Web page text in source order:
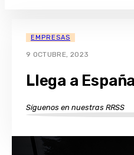
EMPRESAS
9 OCTUBRE, 2023
Llega a
Síguenos en nuestras RRSS